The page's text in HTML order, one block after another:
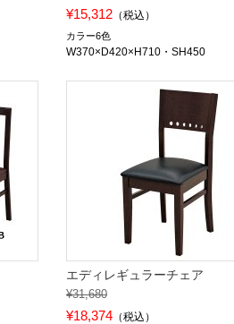
¥15,312 （税込）
カラー6色
W370×D420×H710・SH450
エディレギュラーチェア
¥31,680
¥18,374 （税込）